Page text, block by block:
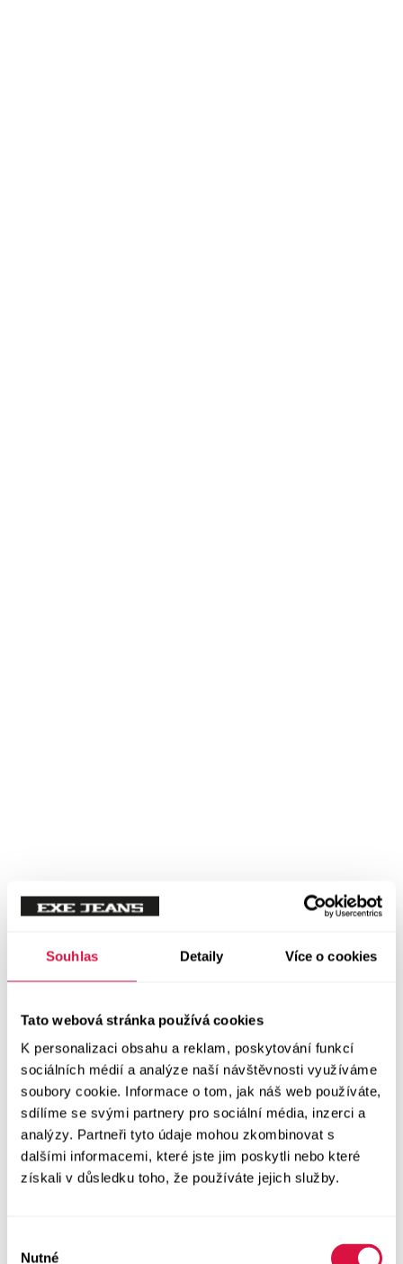
Souhlas Detaily Více o cookies
Tato webová stránka používá cookies
K personalizaci obsahu a reklam, poskytování funkcí
sociálních médií a analýze naší návštěvnosti využíváme
soubory cookie. Informace o tom, jak náš web používáte,
sdílíme se svými partnery pro sociální média, inzerci a
analýzy. Partneři tyto údaje mohou zkombinovat s
dalšími informacemi, které jste jim poskytli nebo které
získali v důsledku toho, že používáte jejich služby.
Nutné